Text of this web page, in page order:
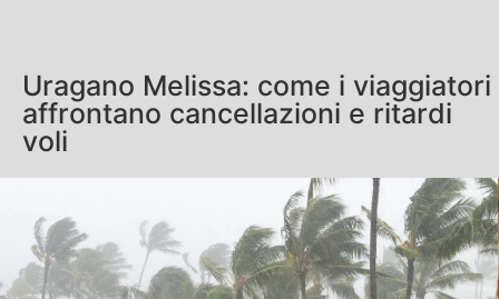
Uragano Melissa: come i viaggiatori
affrontano cancellazioni e ritardi
voli